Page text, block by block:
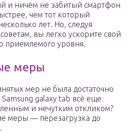
и ничем не забитый смартфон
чем тот который
лет. Но, следуя
вы легко ускорите свой
приемлемого уровня.
меры
мер не была достаточно
galaxy tab всё еще
и нечутким откликом?
меры — перезагрузка до